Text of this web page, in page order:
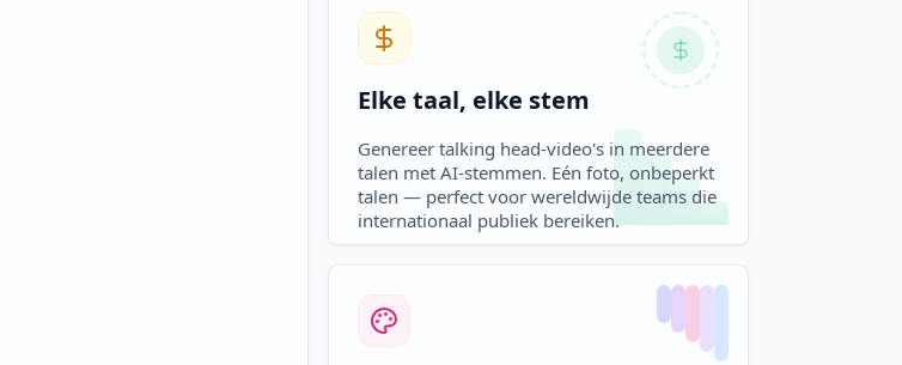
Elke taal, elke stem
Genereer talking head-video's in meerdere
talen met AI-stemmen. Eén foto, onbeperkt
talen — perfect voor wereldwijde teams die
internationaal publiek bereiken.